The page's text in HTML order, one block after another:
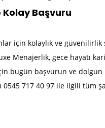
Başvuru
için kolaylık ve
Menajerlik, gece hayatı
bugün başvurun ve dolgun
0545 717 40 97 ile ilgili tüm